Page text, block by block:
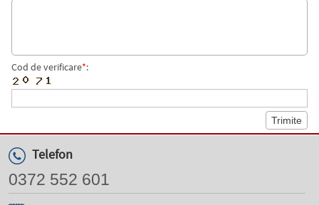
Cod de verificare*:
Telefon
0372 552 601